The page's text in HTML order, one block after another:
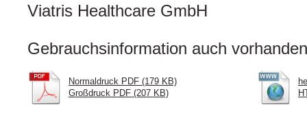
Viatris Healthcare GmbH
Gebrauchsinformation auch
Normaldruck PDF (179 KB)
Großdruck PDF (207 KB)